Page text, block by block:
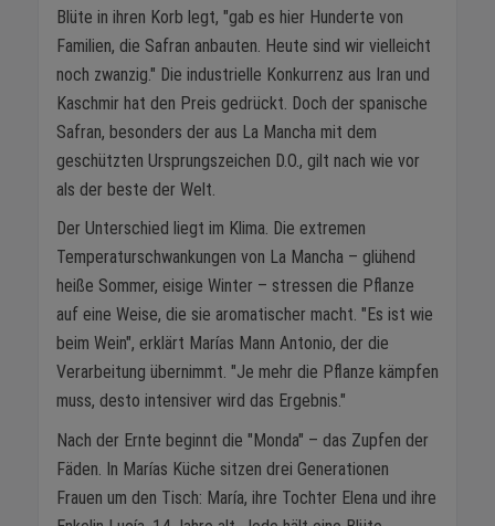
Blüte in ihren Korb legt, "gab es hier Hunderte von
Familien, die Safran anbauten. Heute sind wir vielleicht
noch zwanzig." Die industrielle Konkurrenz aus Iran und
Kaschmir hat den Preis gedrückt. Doch der spanische
Safran, besonders der aus La Mancha mit dem
geschützten Ursprungszeichen D.O., gilt nach wie vor
als der beste der Welt.
Der Unterschied liegt im Klima. Die extremen
Temperaturschwankungen von La Mancha – glühend
heiße Sommer, eisige Winter – stressen die Pflanze
auf eine Weise, die sie aromatischer macht. "Es ist wie
beim Wein", erklärt Marías Mann Antonio, der die
Verarbeitung übernimmt. "Je mehr die Pflanze kämpfen
muss, desto intensiver wird das Ergebnis."
Nach der Ernte beginnt die "Monda" – das Zupfen der
Fäden. In Marías Küche sitzen drei Generationen
Frauen um den Tisch: María, ihre Tochter Elena und ihre